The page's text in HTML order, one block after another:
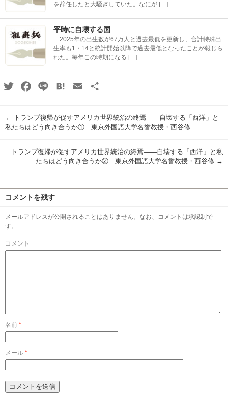
を辞任したと大騒ぎしていた。なにが […]
平時に自壊する国
2025年の出生数が67万人と過去最低を更新し、合計特殊出
生率も1・14と統計開始以降で過去最低となったことが報じら
れた。毎年この時期になる […]
TwitterFacebook
Line HatenaEmail
←
トランプ復帰が促すアメリカ世界統治の終焉――自壊する「西洋」と
私たちはどう向き合うか① 東京外国語大学名誉教授・西谷修
トランプ復帰が促すアメリカ世界統治の終焉――自壊する「西洋」と私
たちはどう向き合うか② 東京外国語大学名誉教授・西谷修 →
コメントを残す
メールアドレスが公開されることはありません。なお、コメントは承認制で
す。
コメント
名前 *
メール *